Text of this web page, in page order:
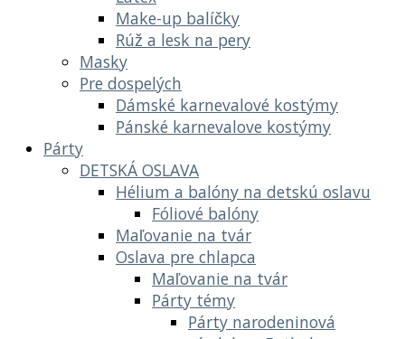
Make-up balíčky
Rúž a lesk na pery
Masky
Pre dospelých
Dámské karnevalové kostýmy
Pánské karnevalove kostýmy
Párty
DETSKÁ OSLAVA
Hélium a balóny na detskú oslavu
Fóliové balóny
Maľovanie na tvár
Oslava pre chlapca
Maľovanie na tvár
Párty témy
Párty narodeninová